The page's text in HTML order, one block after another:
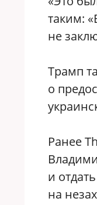
таким:
не
Трамп
о
Ранее
и
на